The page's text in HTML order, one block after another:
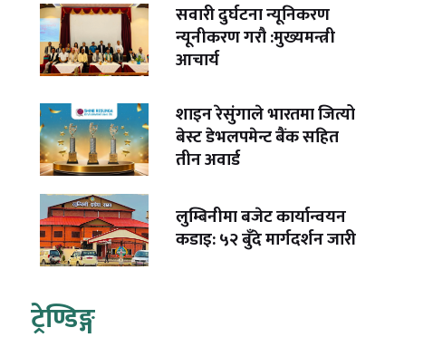
सवारी दुर्घटना न्यूनिकरण
न्यूनीकरण गरौ :मुख्यमन्त्री
आचार्य
शाइन रेसुंगाले भारतमा जित्यो
बेस्ट डेभलपमेन्ट बैंक सहित
तीन अवार्ड
लुम्बिनीमा बजेट कार्यान्वयन
कडाइ: ५२ बुँदे मार्गदर्शन जारी
ट्रेण्डिङ्ग